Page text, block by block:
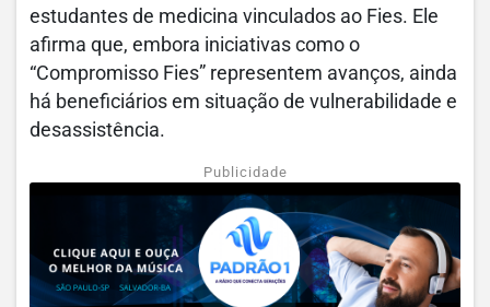
estudantes de medicina vinculados ao Fies. Ele
afirma que, embora iniciativas como o
“Compromisso Fies” representem avanços, ainda
há beneficiários em situação de vulnerabilidade e
desassistência.
Publicidade